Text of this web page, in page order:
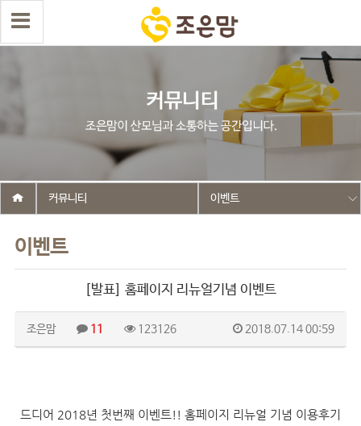
이벤트
커뮤니티 이벤트
[발표] 홈페이지 리뉴얼기념 이벤트
조은맘 11 123126 2018.07.14 00:59
드디어 2018년 첫번째 이벤트!! 홈페이지 리뉴얼 기념 이용후기